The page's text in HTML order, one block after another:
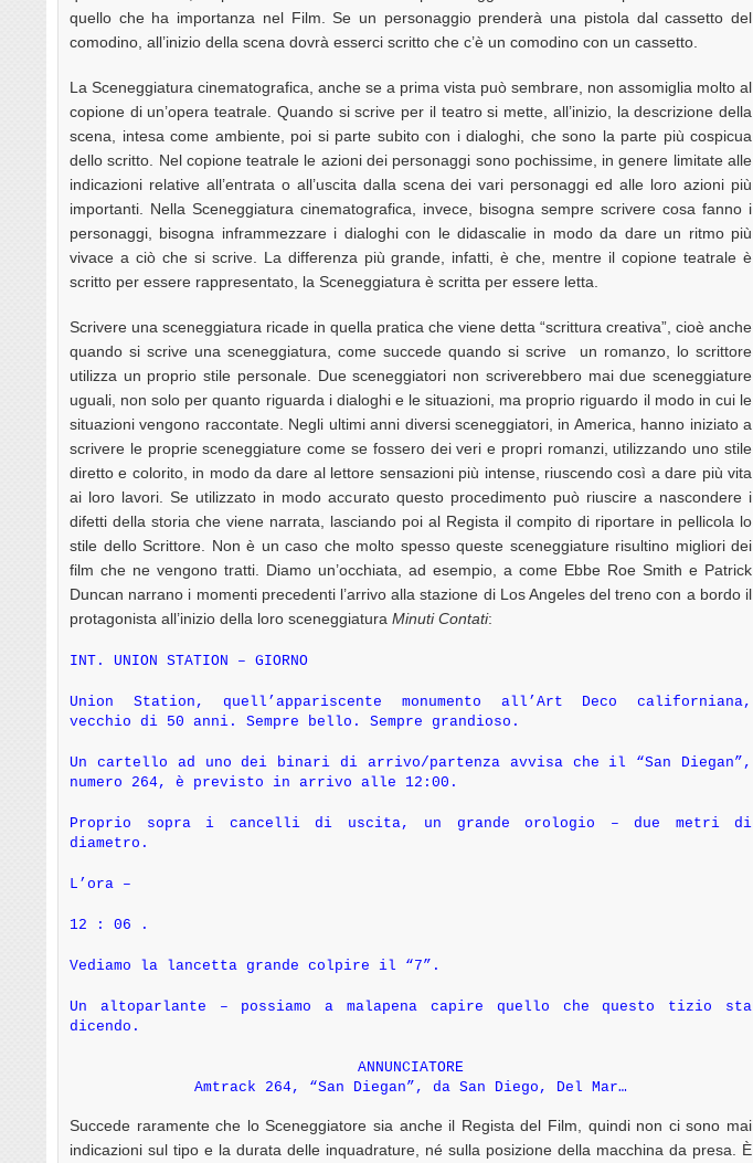
quello che ha importanza nel Film. Se un personaggio prenderà una pistola dal cassetto del
comodino, all’inizio della scena dovrà esserci scritto che c’è un comodino con un cassetto.
La Sceneggiatura cinematografica, anche se a prima vista può sembrare, non assomiglia molto al
copione di un’opera teatrale. Quando si scrive per il teatro si mette, all’inizio, la descrizione della
scena, intesa come ambiente, poi si parte subito con i dialoghi, che sono la parte più cospicua
dello scritto. Nel copione teatrale le azioni dei personaggi sono pochissime, in genere limitate alle
indicazioni relative all’entrata o all’uscita dalla scena dei vari personaggi ed alle loro azioni più
importanti. Nella Sceneggiatura cinematografica, invece, bisogna sempre scrivere cosa fanno i
personaggi, bisogna inframmezzare i dialoghi con le didascalie in modo da dare un ritmo più
vivace a ciò che si scrive. La differenza più grande, infatti, è che, mentre il copione teatrale è
scritto per essere rappresentato, la Sceneggiatura è scritta per essere letta.
Scrivere una sceneggiatura ricade in quella pratica che viene detta “scrittura creativa”, cioè anche
quando si scrive una sceneggiatura, come succede quando si scrive un romanzo, lo scrittore
utilizza un proprio stile personale. Due sceneggiatori non scriverebbero mai due sceneggiature
uguali, non solo per quanto riguarda i dialoghi e le situazioni, ma proprio riguardo il modo in cui le
situazioni vengono raccontate. Negli ultimi anni diversi sceneggiatori, in America, hanno iniziato a
scrivere le proprie sceneggiature come se fossero dei veri e propri romanzi, utilizzando uno stile
diretto e colorito, in modo da dare al lettore sensazioni più intense, riuscendo così a dare più vita
ai loro lavori. Se utilizzato in modo accurato questo procedimento può riuscire a nascondere i
difetti della storia che viene narrata, lasciando poi al Regista il compito di riportare in pellicola lo
stile dello Scrittore. Non è un caso che molto spesso queste sceneggiature risultino migliori dei
film che ne vengono tratti. Diamo un’occhiata, ad esempio, a come Ebbe Roe Smith e Patrick
Duncan narrano i momenti precedenti l’arrivo alla stazione di Los Angeles del treno con a bordo il
protagonista all’inizio della loro sceneggiatura Minuti Contati:
INT. UNION STATION – GIORNO
Union Station, quell’appariscente monumento all’Art Deco californiana,
vecchio di 50 anni. Sempre bello. Sempre grandioso.
Un cartello ad uno dei binari di arrivo/partenza avvisa che il “San Diegan”,
numero 264, è previsto in arrivo alle 12:00.
Proprio sopra i cancelli di uscita, un grande orologio – due metri di
diametro.
L’ora –
12 : 06 .
Vediamo la lancetta grande colpire il “7”.
Un altoparlante – possiamo a malapena capire quello che questo tizio sta
dicendo.
ANNUNCIATORE
Amtrack 264, “San Diegan”, da San Diego, Del Mar…
Succede raramente che lo Sceneggiatore sia anche il Regista del Film, quindi non ci sono mai
indicazioni sul tipo e la durata delle inquadrature, né sulla posizione della macchina da presa. È